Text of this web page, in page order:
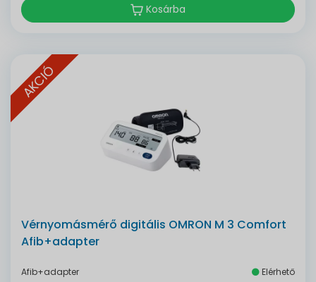
Kosárba
AKCIÓ
Vérnyomásmérő digitális OMRON M 3 Comfort
Afib+adapter
Afib+adapter Elérhető